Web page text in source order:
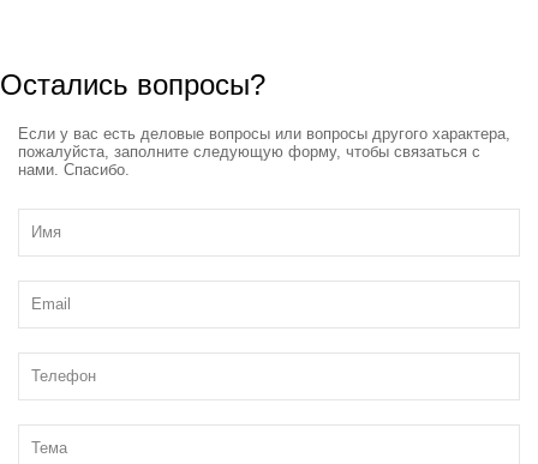
Остались вопросы?
Если у вас есть деловые вопросы или вопросы другого характера,
пожалуйста, заполните следующую форму, чтобы связаться с
нами. Спасибо.